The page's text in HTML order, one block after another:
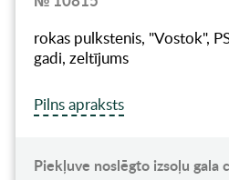
rokas pulkstenis, "Vostok",
gadi, zeltījums
Pilns apraksts
Piekļuve noslēgto izsoļu gala